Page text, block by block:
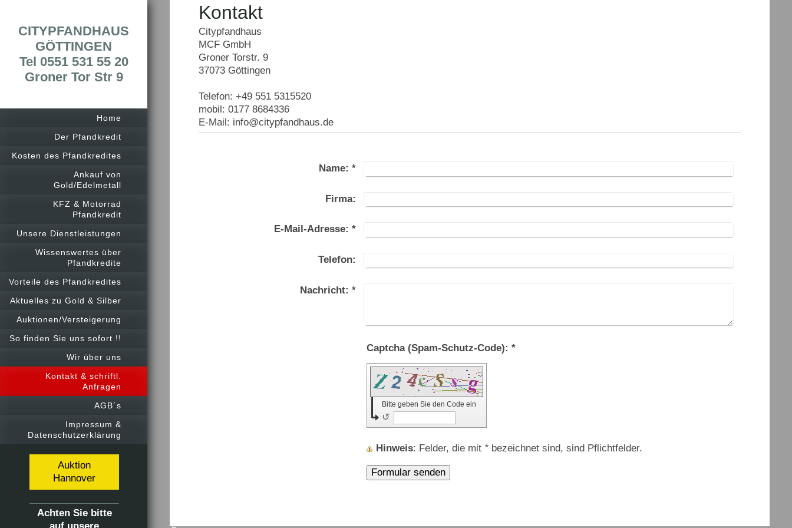
CITYPFANDHAUS
GÖTTINGEN
Tel 0551 531 55 20
Groner Tor Str 9
Home
Der Pfandkredit
Kosten des Pfandkredites
Ankauf von
Gold/Edelmetall
KFZ & Motorrad
Pfandkredit
Unsere Dienstleistungen
Wissenswertes über
Pfandkredite
Vorteile des Pfandkredites
Aktuelles zu Gold & Silber
Auktionen/Versteigerung
So finden Sie uns sofort !!
Wir über uns
Kontakt & schriftl.
Anfragen
AGB´s
Impressum &
Datenschutzerklärung
Auktion
Hannover
Achten Sie bitte
Kontakt
Citypfandhaus
MCF GmbH
Groner Torstr. 9
37073 Göttingen
Telefon: +49 551 5315520
mobil: 0177 8684336
E-Mail: info@citypfandhaus.de
Name: *
Firma:
E-Mail-Adresse: *
Telefon:
Nachricht: *
Captcha (Spam-Schutz-Code): *
Bitte geben Sie den Code ein
↺
Hinweis : Felder, die mit * bezeichnet sind, sind Pflichtfelder.